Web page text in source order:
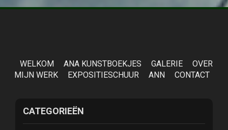
WELKOM ANA KUNSTBOEKJES GALERIE
OVER
MIJN WERK
EXPOSITIESCHUUR ANN CONTACT
CATEGORIEËN